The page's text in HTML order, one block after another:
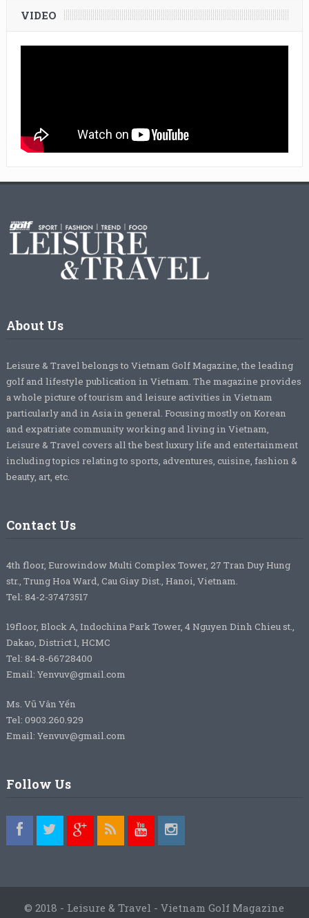
VIDEO
About Us
Leisure & Travel belongs to Vietnam Golf Magazine, the leading
golf and lifestyle publication in Vietnam. The magazine provides
a whole picture of tourism and leisure activities in Vietnam
particularly and in Asia in general. Focusing mostly on Korean
and expatriate community working and living in Vietnam,
Leisure & Travel covers all the best luxury life and entertainment
including topics relating to sports, adventures, cuisine, fashion &
beauty, art, etc.
Contact Us
4th floor, Eurowindow Multi Complex Tower, 27 Tran Duy Hung
str., Trung Hoa Ward, Cau Giay Dist., Hanoi, Vietnam.
Tel: 84-2-37473517
19floor, Block A, Indochina Park Tower, 4 Nguyen Dinh Chieu st.,
Dakao, District 1, HCMC
Tel: 84-8-66728400
Email: Yenvuv@gmail.com
Ms. Vũ Vân Yến
Tel: 0903.260.929
Email: Yenvuv@gmail.com
Follow Us
© 2018 - Leisure & Travel - Vietnam Golf Magazine